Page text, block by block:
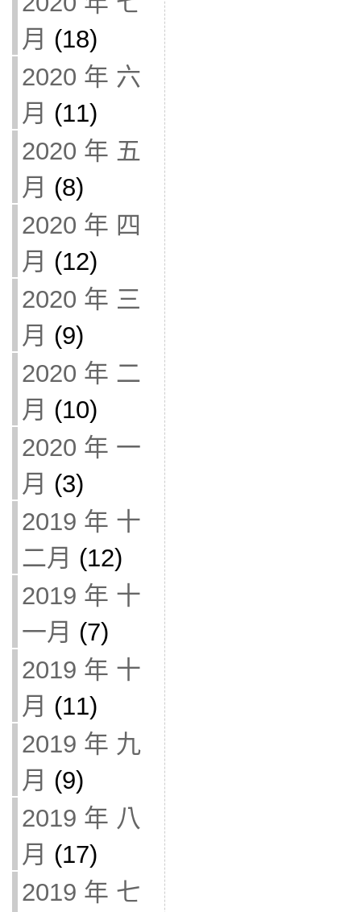
月 (18)
2020 年 六
月 (11)
2020 年 五
月 (8)
2020 年 四
月 (12)
2020 年 三
月 (9)
2020 年 二
月 (10)
2020 年 一
月 (3)
2019 年 十
二月 (12)
2019 年 十
一月 (7)
2019 年 十
月 (11)
2019 年 九
月 (9)
2019 年 八
月 (17)
2019 年 七